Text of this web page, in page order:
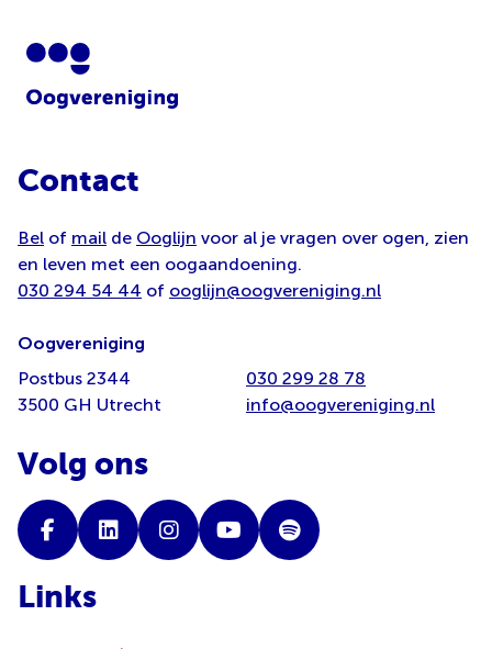
Contact
Bel of mail de Ooglijn voor al je vragen over ogen, zien
en leven met een oogaandoening.
030 294 54 44 of ooglijn@oogvereniging.nl
Oogvereniging
Postbus 2344
3500 GH Utrecht
030 299 28 78
info@oogvereniging.nl
Volg ons
Links